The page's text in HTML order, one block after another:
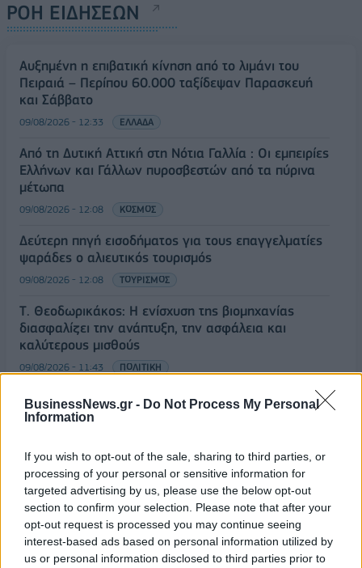
BusinessNews.gr - Do Not Process My Personal
Information
If you wish to opt-out of the sale, sharing to third parties, or
processing of your personal or sensitive information for
targeted advertising by us, please use the below opt-out
section to confirm your selection. Please note that after your
opt-out request is processed you may continue seeing
interest-based ads based on personal information utilized by
us or personal information disclosed to third parties prior to
ΡΟΗ ΕΙΔΗΣΕΩΝ
Αυξημένη η επιβατική κίνηση από το λιμάνι του
Πειραιά – Περίπου 60.000 ταξίδεψαν Παρασκευή
και Σάββατο
09/08/2026 - 12:33 ΕΛΛΑΔΑ
Από τη Δυτική Αττική στη Νότια Γαλλία : Οι εμπειρίες
Ελλήνων και Γάλλων πυροσβεστών από τα πύρινα
μέτωπα
09/08/2026 - 12:08 ΚΟΣΜΟΣ
Δεύτερη πηγή εισοδήματος για τους επαγγελματίες
ψαράδες ο αλιευτικός τουρισμός
09/08/2026 - 12:08 ΤΟΥΡΙΣΜΟΣ
Τ. Θεοδωρικάκος: Η ενίσχυση της βιομηχανίας
διασφαλίζει την ανάπτυξη, την ασφάλεια και
καλύτερους μισθούς
09/08/2026 - 11:43 ΠΟΛΙΤΙΚΗ
Υπ. Μεταφορών: Οριστική λύση στο ζήτημα των
πινακίδων κυκλοφορίας - Τέλος στις χρονοβόρες
09/08/2026 - 11:18 ΕΛΛΑΔΑ
Στα 15 δισ. ευρώ ο στόχος για νέα δάνεια το 2026
- Η «ακτινογραφία» της κερδοφορίας των
τραπεζών το α΄ εξάμηνο
09/08/2026 - 10:52 ΤΡΑΠΕΖΕΣ